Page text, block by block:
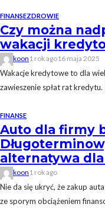
FINANSEZDROWIE
Czy można
wakacji
koon 1 rok ago16 maja 2025
Wakacje kredytowe to dla
zawieszenie spłat rat
FINANSE
Auto dla firmy
alternatywa
koon 1 rok ago
Nie da się ukryć, że zakup
ze sporym obciążeniem